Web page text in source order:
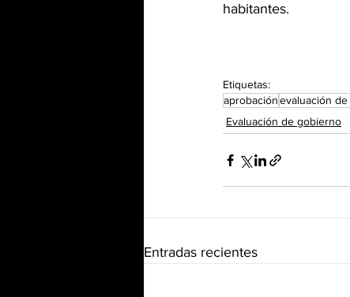
habitantes.
Etiquetas:
aprobaciónevaluación
Evaluación de gobierno
Entradas recientes